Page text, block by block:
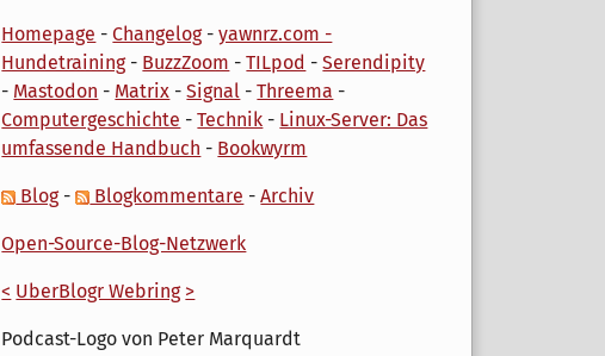
Homepage -Changelog-yawnrz.com -
Hundetraining- BuzzZoom -TILpod -Serendipity
- Mastodon - Matrix -Signal -Threema -
Computergeschichte -Technik - Linux-Server: Das
umfassende Handbuch - Bookwyrm
Blog- Blogkommentare -Archiv
Open-Source-Blog-Netzwerk
< UberBlogr Webring >
Podcast-Logo von Peter Marquardt